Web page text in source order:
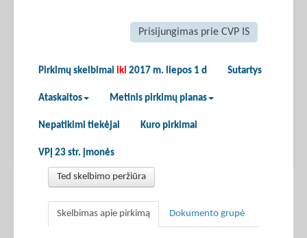
Prisijungimas prie CVP IS
Pirkimų skelbimai iki 2017 m. liepos 1 d Sutartys
Ataskaitos Metinis pirkimų planas
Nepatikimi tiekėjai Kuro pirkimai
VPĮ 23 str. įmonės
Ted skelbimo peržiūra
Skelbimas apie pirkimą Dokumento grupė